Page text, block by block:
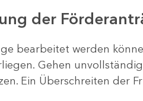
der
bearbeitet werden
Gehen
Ein Überschreiten der